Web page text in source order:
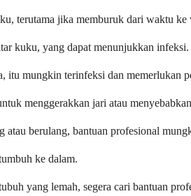
terutama jika memburuk dari waktu ke
kuku, yang dapat menunjukkan infeksi.
itu mungkin terinfeksi dan memerlukan
menggerakkan jari atau
berulang, bantuan profesional
ke dalam.
yang lemah, segera cari bantuan